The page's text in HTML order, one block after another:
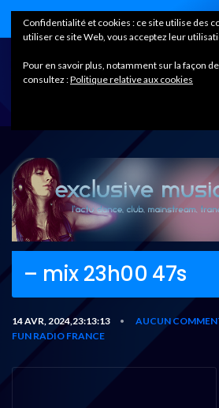
Home
– mix 23h00 47s
14 AVR, 2024,23:13:13 • AUCUN
FUN RADIO FRANCE
Confidentialité et cookies : ce site utilise des
utiliser ce site Web, vous acceptez leur
Pour en savoir plus, notamment sur la façon
consultez :Politique relative aux cookies